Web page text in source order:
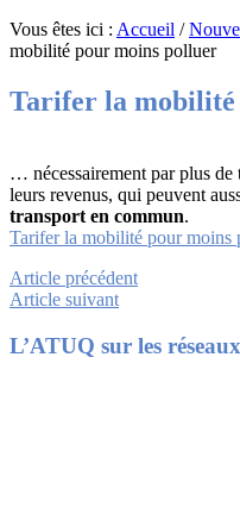
Vous êtes ici : Accueil /
mobilité pour moins polluer
Tarifer la
… nécessairement par plus de
leurs revenus, qui peuvent
transport en commun.
Tarifer la mobilité pour moins
Article précédent
Article suivant
Footer
L’ATUQ sur les